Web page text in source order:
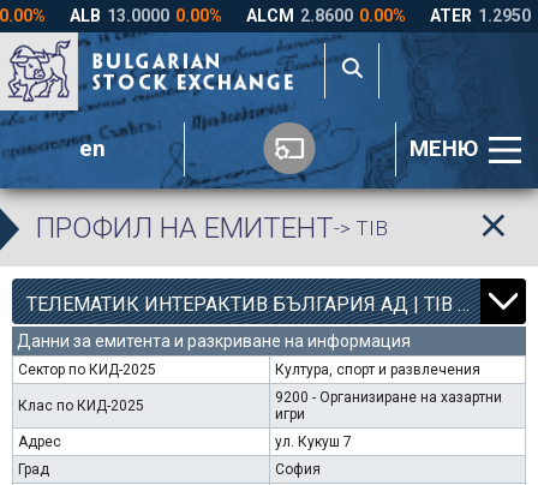
en МЕНЮ
ПРОФИЛ НА ЕМИТЕНТ-> TIB
ТЕЛЕМАТИК ИНТЕРАКТИВ БЪЛГАРИЯ АД | TIB | 12
Данни за емитента и разкриване на информация
Сектор по КИД-2025 Култура, спорт и развлечения
Клас по КИД-2025
9200 - Организиране на хазартни
игри
Адрес
ул. Кукуш 7
Град
София